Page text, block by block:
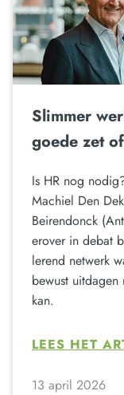
Slimmer
goede zet
Is HR nog
Machiel Den
Beirendonck
erover in debat
lerend netwerk
bewust
kan.
LEES HET
13 april 2026